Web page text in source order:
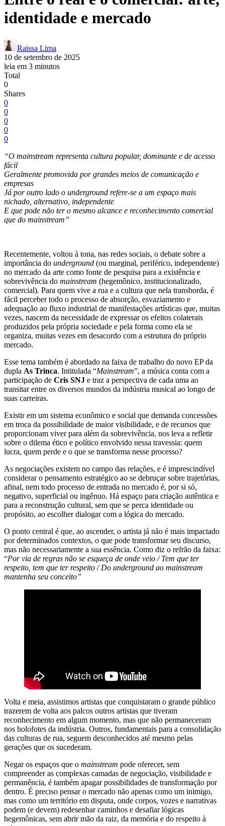
identidade e mercado
Raissa Lima
10 de setembro de 2025
leia em 3 minutos
Total
0
Shares
0
0
0
0
0
“O mainstream representa cultura popular, dominante e de acesso
fácil
Geralmente promovida por grandes meios de comunicação e
empresas
Já por outro lado o underground refere-se a um espaço mais
nichado, alternativo, independente
E que pode não ter o mesmo alcance e reconhecimento comercial
que do mainstream”
Recentemente, voltou à tona, nas redes sociais, o debate sobre a
importância do underground (ou marginal, periférico, independente)
no mercado da arte como fonte de pesquisa para a existência e
sobrevivência do mainstream (hegemônico, institucionalizado,
comercial). Para quem vive a rua e a cultura que nela transborda, é
fácil perceber todo o processo de absorção, esvaziamento e
adequação ao fluxo industrial de manifestações artísticas que, muitas
vezes, nascem da necessidade de expressar os efeitos colaterais
produzidos pela própria sociedade e pela forma como ela se
organiza, muitas vezes em desacordo com a estrutura do próprio
mercado.
Esse tema também é abordado na faixa de trabalho do novo EP da
dupla As Trinca. Intitulada “Mainstream”, a música conta com a
participação de Cris SNJ e traz a perspectiva de cada uma ao
transitar entre os diversos mundos da indústria musical ao longo de
suas carreiras.
Existir em um sistema econômico e social que demanda concessões
em troca da possibilidade de maior visibilidade, e de recursos que
proporcionam viver para além da sobrevivência, nos leva a refletir
sobre o dilema ético e político envolvido nessa travessia: quem
lucra, quem perde e o que se transforma nesse processo?
As negociações existem no campo das relações, e é imprescindível
considerar o pensamento estratégico ao se debruçar sobre trajetórias,
afinal, nem todo processo de entrada no mercado é, por si só,
negativo, superficial ou ingênuo. Há espaço para criação autêntica e
para a reconstrução cultural, sem que se perca identidade ou
propósito, ao escolher dialogar com a lógica do mercado.
O ponto central é que, ao ascender, o artista já não é mais impactado
por determinados contextos, o que pode transformar seu discurso,
mas não necessariamente a sua essência. Como diz o refrão da faixa:
“Por via de regras não se esqueça de onde veio / Tem que ter
respeito, tem que ter respeito / Do underground ao mainstream
mantenha seu conceito”
Volta e meia, assistimos artistas que conquistaram o grande público
trazerem de volta aos palcos outros artistas que tiveram
reconhecimento em algum momento, mas que não permaneceram
nos holofotes da indústria. Outros, fundamentais para a consolidação
das culturas de rua, seguem desconhecidos até mesmo pelas
gerações que os sucederam.
Negar os espaços que o mainstream pode oferecer, sem
compreender as complexas camadas de negociação, visibilidade e
permanência, é também apagar possibilidades de transformação por
dentro. É preciso pensar o mercado não apenas como um inimigo,
mas como um território em disputa, onde corpos, vozes e narrativas
podem (e devem) redesenhar caminhos e desafiar lógicas
hegemônicas, sem abrir mão da raiz, da memória e do respeito à